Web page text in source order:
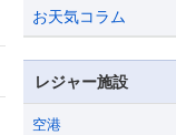
お天気コラム
レジャー施設
空港